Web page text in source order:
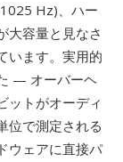
Hz)、ハー
大容量と見なさ
います。実用的
— オーバーヘ
ットがオーディ
位で測定される
ウェアに直接パ